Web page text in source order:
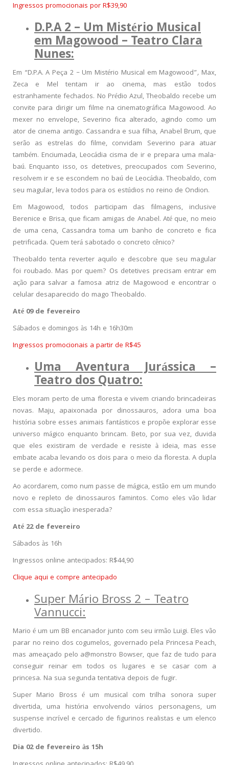
Ingressos promocionais por R$39,90
D.P.A 2 – Um Mistério Musical
em Magowood – Teatro Clara
Nunes:
Em “D.P.A. A Peça 2 – Um Mistério Musical em Magowood”, Max,
Zeca e Mel tentam ir ao cinema, mas estão todos
estranhamente fechados. No Prédio Azul, Theobaldo recebe um
convite para dirigir um filme na cinematográfica Magowood. Ao
mexer no envelope, Severino fica alterado, agindo como um
ator de cinema antigo. Cassandra e sua filha, Anabel Brum, que
serão as estrelas do filme, convidam Severino para atuar
também. Enciumada, Leocádia cisma de ir e prepara uma mala-
baú. Enquanto isso, os detetives, preocupados com Severino,
resolvem ir e se escondem no baú de Leocádia. Theobaldo, com
seu magular, leva todos para os estúdios no reino de Ondion.
Em Magowood, todos participam das filmagens, inclusive
Berenice e Brisa, que ficam amigas de Anabel. Até que, no meio
de uma cena, Cassandra toma um banho de concreto e fica
petrificada. Quem terá sabotado o concreto cênico?
Theobaldo tenta reverter aquilo e descobre que seu magular
foi roubado. Mas por quem? Os detetives precisam entrar em
ação para salvar a famosa atriz de Magowood e encontrar o
celular desaparecido do mago Theobaldo.
Até 09 de fevereiro
Sábados e domingos às 14h e 16h30m
Ingressos promocionais a partir de R$45
Uma Aventura Jurássica –
Teatro dos Quatro:
Eles moram perto de uma floresta e vivem criando brincadeiras
novas. Maju, apaixonada por dinossauros, adora uma boa
história sobre esses animais fantásticos e propõe explorar esse
universo mágico enquanto brincam. Beto, por sua vez, duvida
que eles existiram de verdade e resiste à ideia, mas esse
embate acaba levando os dois para o meio da floresta. A dupla
se perde e adormece.
Ao acordarem, como num passe de mágica, estão em um mundo
novo e repleto de dinossauros famintos. Como eles vão lidar
com essa situação inesperada?
Até 22 de fevereiro
Sábados às 16h
Ingressos online antecipados: R$44,90
Clique aqui e compre antecipado
Super Mário Bross 2 – Teatro
Vannucci:
Mario é um um BB encanador junto com seu irmão Luigi. Eles vão
parar no reino dos cogumelos, governado pela Princesa Peach,
mas ameaçado pelo a@monstro Bowser, que faz de tudo para
conseguir reinar em todos os lugares e se casar com a
princesa. Na sua segunda tentativa depois de fugir.
Super Mario Bross é um musical com trilha sonora super
divertida, uma história envolvendo vários personagens, um
suspense incrível e cercado de figurinos realistas e um elenco
divertido.
Dia 02 de fevereiro às 15h